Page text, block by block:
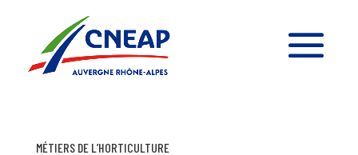
MÉTIERS DE L’HORTICULTURE